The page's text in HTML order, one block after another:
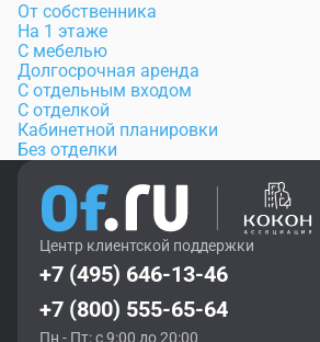
От собственника
На 1 этаже
С мебелью
Долгосрочная аренда
С отдельным входом
С отделкой
Кабинетной планировки
Без отделки
Центр клиентской поддержки
+7 (495) 646-13-46
+7 (800) 555-65-64
Пн - Пт: с 9:00 до 20:00